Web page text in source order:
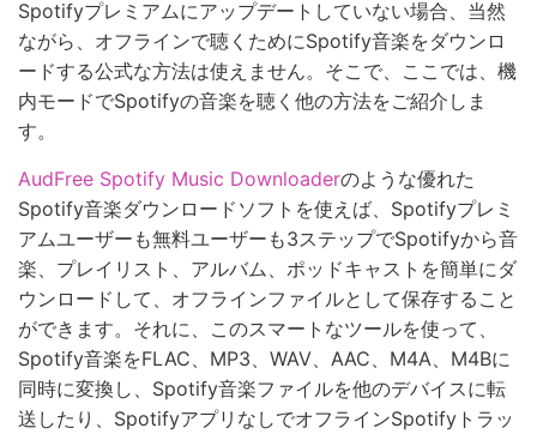
Spotifyプレミアムにアップデートしていない場合、当然
ながら、オフラインで聴くためにSpotify音楽をダウンロ
ードする公式な方法は使えません。そこで、ここでは、機
内モードでSpotifyの音楽を聴く他の方法をご紹介しま
す。
AudFree Spotify Music Downloaderのような優れた
Spotify音楽ダウンロードソフトを使えば、Spotifyプレミ
アムユーザーも無料ユーザーも3ステップでSpotifyから音
楽、プレイリスト、アルバム、ポッドキャストを簡単にダ
ウンロードして、オフラインファイルとして保存すること
ができます。それに、このスマートなツールを使って、
Spotify音楽をFLAC、MP3、WAV、AAC、M4A、M4Bに
同時に変換し、Spotify音楽ファイルを他のデバイスに転
送したり、SpotifyアプリなしでオフラインSpotifyトラッ